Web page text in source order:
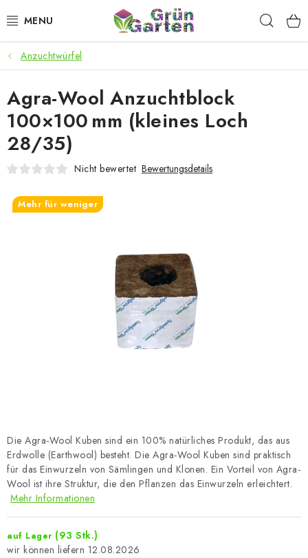
Inhalt
ANGEBOTE
LED PFLANZENLAMPEN
ANBAUBEDARF FÜR DEN HEIMANBAU
AQUARISTIK
MICROGREENS
Kaufberatung AGB
Datenschutzerklärung Impressum
Anzuchtwürfel
Die Agra-Wool Kuben sind ein 100% natürliches Produkt, das aus
Erdwolle (Earthwool) besteht. Die Agra-Wool Kuben sind praktisch
für das Einwurzeln von Sämlingen und Klonen. Ein Vorteil von Agra-
Wool ist ihre Struktur, die den Pflanzen das Einwurzeln erleichtert.
Mehr Informationen
auf Lager (93 Stk.)
12.08.2026
Agra-Wool Anzuchtblock
100×100 mm (kleines Loch
28/35)
Nicht bewertet Bewertungsdetails
Mehr für weniger